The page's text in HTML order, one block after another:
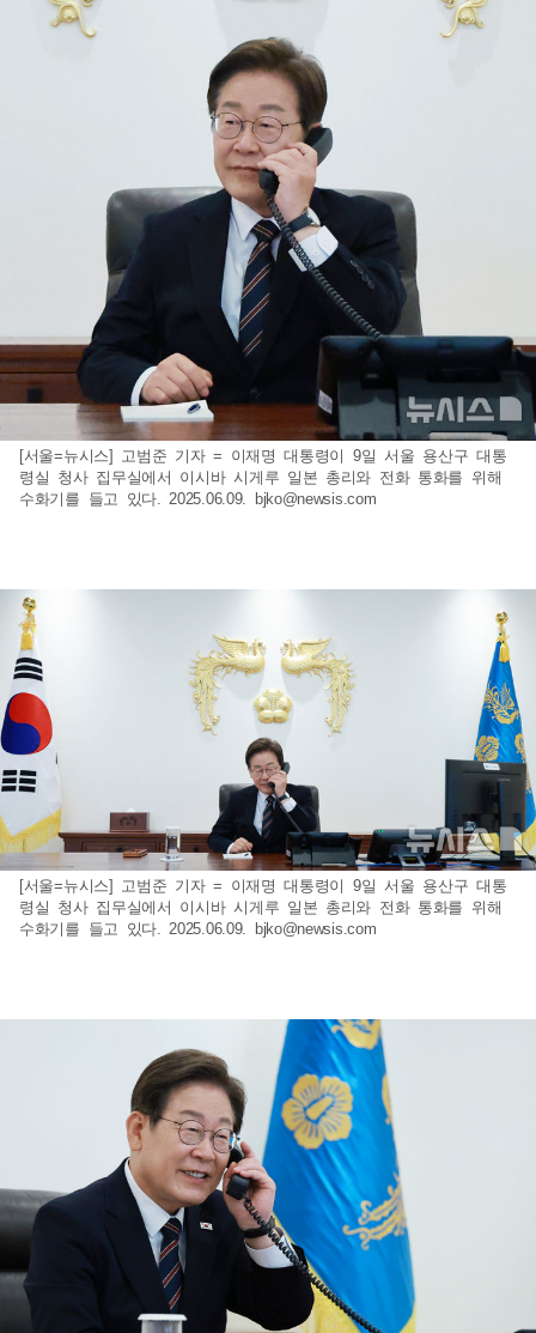
[서울=뉴시스] 고범준 기자 = 이재명 대통령이 9일 서울 용산구 대통
령실 청사 집무실에서 이시바 시게루 일본 총리와 전화 통화를 위해
수화기를 들고 있다. 2025.06.09. bjko@newsis.com
[서울=뉴시스] 고범준 기자 = 이재명 대통령이 9일 서울 용산구 대통
령실 청사 집무실에서 이시바 시게루 일본 총리와 전화 통화를 위해
수화기를 들고 있다. 2025.06.09.
bjko@newsis.com